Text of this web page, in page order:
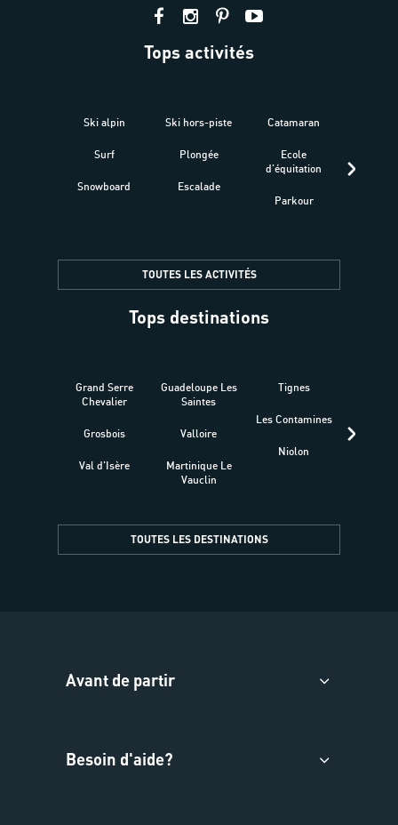
Tops activités
Ski alpin
Surf
Snowboard
Ski hors-piste
Plongée
Escalade
Catamaran
Ecole
d'équitation
Parkour
TOUTES LES ACTIVITÉS
Tops destinations
Grand Serre
Chevalier
Grosbois
Val d'Isère
Guadeloupe Les
Saintes
Valloire
Martinique Le
Vauclin
Tignes
Les Contamines
Niolon
TOUTES LES DESTINATIONS
Avant de partir
Besoin d'aide?